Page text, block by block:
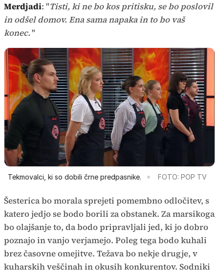
Merdjadi: "Tisti, ki ne bo kos pritisku, se bo poslovil
in odšel domov. Ena sama napaka in to bo vaš
konec."
Tekmovalci, ki so dobili črne predpasnike. FOTO: POP TV
Šesterica bo morala sprejeti pomembno odločitev, s
katero jedjo se bodo borili za obstanek. Za marsikoga
bo olajšanje to, da bodo pripravljali jed, ki jo dobro
poznajo in vanjo verjamejo. Poleg tega bodo kuhali
brez časovne omejitve. Težava bo nekje drugje, v
kuharskih veščinah in okusih konkurentov. Sodniki